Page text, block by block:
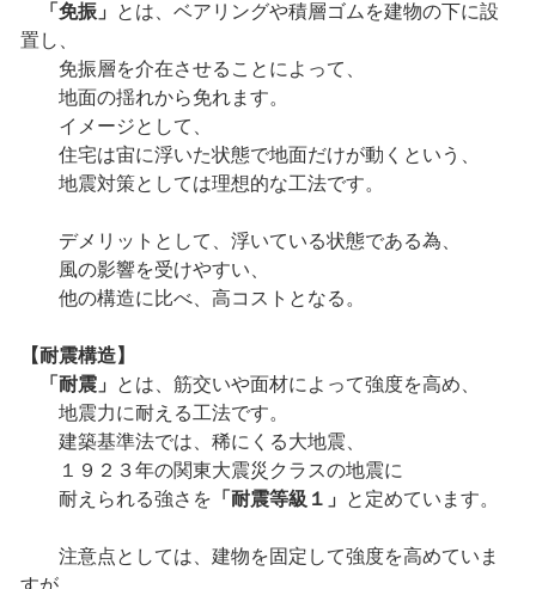
「免振」
とは、ベアリングや積層ゴムを建物の下に設
置し、
免振層を介在させることによって、
地面の揺れから免れます。
イメージとして、
住宅は宙に浮いた状態で地面だけが動くという、
地震対策としては理想的な工法です。
デメリットとして、浮いている状態である為、
風の影響を受けやすい、
他の構造に比べ、高コストとなる。
【耐震構造】
「耐震」
とは、筋交いや面材によって強度を高め、
地震力に耐える工法です。
建築基準法では、稀にくる大地震、
１９２３年の関東大震災クラスの地震に
耐えられる強さを 「耐震等級１」 と定めています。
注意点としては、建物を固定して強度を高めていま